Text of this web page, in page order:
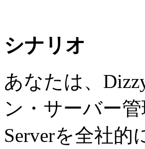
シナリオ
あなたは、
ン・サーバー
Serverを全社